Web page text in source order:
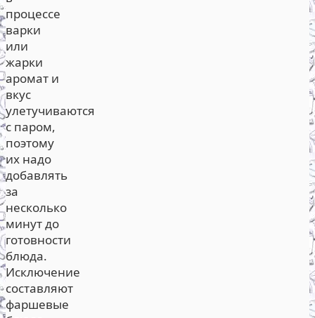
процессе
варки
или
жарки
аромат и
вкус
улетучиваются
с паром,
поэтому
их надо
добавлять
за
несколько
минут до
готовности
блюда.
Исключение
составляют
фаршевые